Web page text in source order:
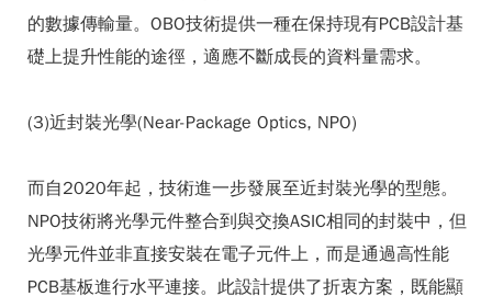
的數據傳輸量。OBO技術提供一種在保持現有PCB設計基
礎上提升性能的途徑，適應不斷成長的資料量需求。
(3)近封裝光學(Near-Package Optics, NPO)
而自2020年起，技術進一步發展至近封裝光學的型態。
NPO技術將光學元件整合到與交換ASIC相同的封裝中，但
光學元件並非直接安裝在電子元件上，而是通過高性能
PCB基板進行水平連接。此設計提供了折衷方案，既能顯